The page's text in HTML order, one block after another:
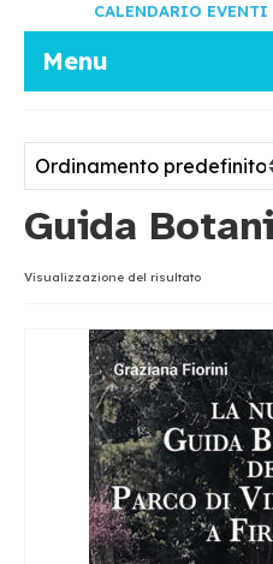
CALENDARIO EVENTI
Menu
SCRITTURA
AMBIENTE
CINEMA
ARTE
CUCINA
Guida
Visualizzazione del risultato